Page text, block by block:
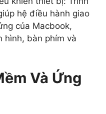
hệ điều hành giao
của Macbook,
hình, bàn phím và
Và Ứng